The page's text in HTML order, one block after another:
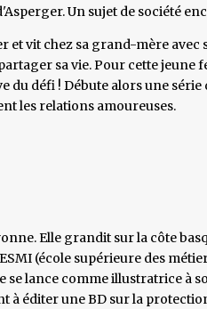
Un sujet de société
et vit chez sa grand-mère avec
sa vie. Pour cette jeune
du défi ! Débute alors une
les relations amoureuses.
Elle grandit sur la côte
(école supérieure des
se lance comme illustratrice à
à éditer une BD sur la